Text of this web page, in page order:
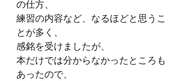
の仕方、
練習の内容など、なるほどと思うこ
とが多く、
感銘を受けましたが、
本だけでは分からなかったところも
あったので、